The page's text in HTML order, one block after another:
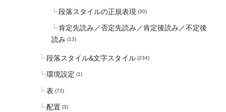
段落スタイルの正規表現 (30)
肯定先読み／否定先読み／肯定後読み／不定後
読み (13)
段落スタイル&文字スタイル (234)
環境設定 (1)
表 (72)
配置 (3)